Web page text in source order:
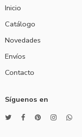
Inicio
Catálogo
Novedades
Envíos
Contacto
Síguenos en